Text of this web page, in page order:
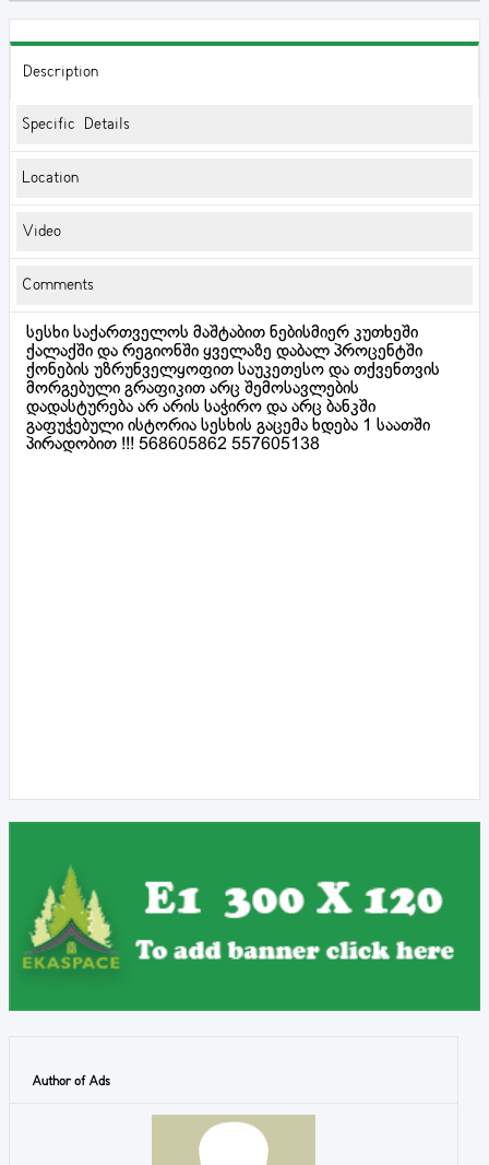
Description
Specific Details
Location
Video
Comments
სესხი საქართველოს მაშტაბით ნებისმიერ კუთხეში
ქალაქში და რეგიონში ყველაზე დაბალ პროცენტში
ქონების უზრუნველყოფით საუკეთესო და თქვენთვის
მორგებული გრაფიკით არც შემოსავლების
დადასტურება არ არის საჭირო და არც ბანკში
გაფუჭებული ისტორია სესხის გაცემა ხდება 1 საათში
პირადობით !!! 568605862 557605138
Author of Ads